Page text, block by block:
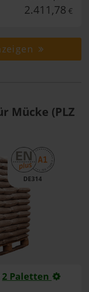
2.411,78 €
Mücke (PLZ
DE314
2 Paletten